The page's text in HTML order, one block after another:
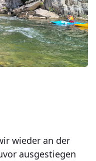
wieder an der
ausgestiegen